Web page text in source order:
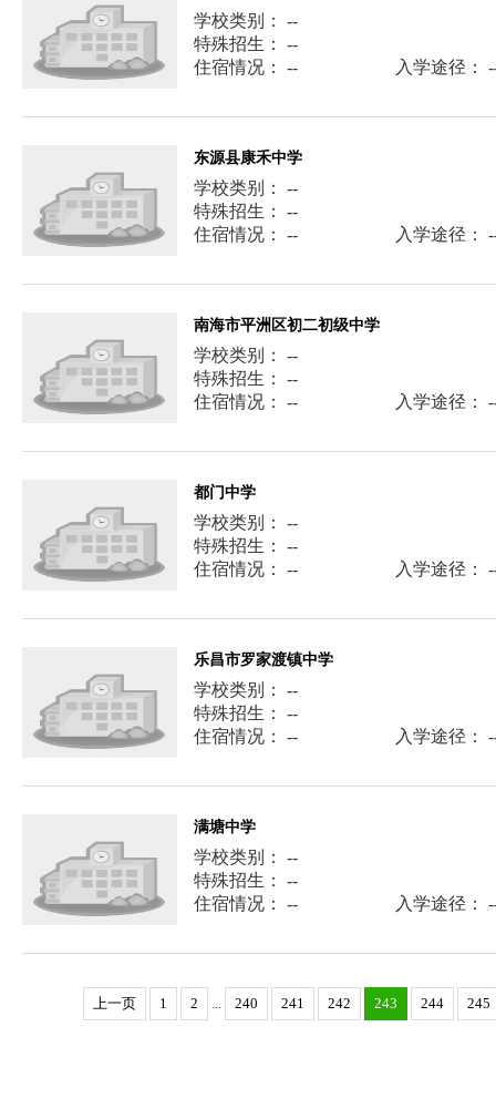
学校类别： --
特殊招生： --
住宿情况： --
入学途径：
东源县康禾中学
学校类别： --
特殊招生： --
住宿情况： --
入学途径：
南海市平洲区初二初级中学
学校类别： --
特殊招生： --
住宿情况： --
入学途径：
都门中学
学校类别： --
特殊招生： --
住宿情况： --
入学途径：
乐昌市罗家渡镇中学
学校类别： --
特殊招生： --
住宿情况： --
入学途径：
满塘中学
学校类别： --
特殊招生： --
住宿情况： --
入学途径：
上一页 1 2 ... 240 241 242 243 244 245